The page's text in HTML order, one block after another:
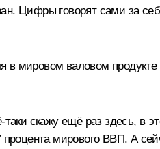
Цифры говорят сами за
мировом валовом
скажу ещё раз здесь, в
мирового ВВП. А